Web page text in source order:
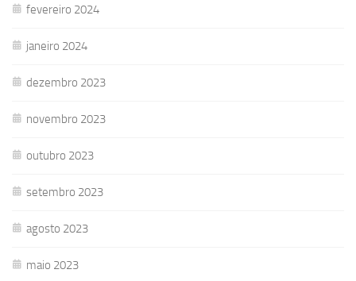
fevereiro 2024
janeiro 2024
dezembro 2023
novembro 2023
outubro 2023
setembro 2023
agosto 2023
maio 2023